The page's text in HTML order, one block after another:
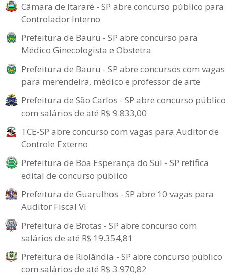
Câmara de Itararé - SP abre concurso público para
Controlador Interno
Prefeitura de Bauru - SP abre concurso para
Médico Ginecologista e Obstetra
Prefeitura de Bauru - SP abre concursos com vagas
para merendeira, médico e professor de arte
Prefeitura de São Carlos - SP abre concurso público
com salários de até R$ 9.833,00
TCE-SP abre concurso com vagas para Auditor de
Controle Externo
Prefeitura de Boa Esperança do Sul - SP retifica
edital de concurso público
Prefeitura de Guarulhos - SP abre 10 vagas para
Auditor Fiscal VI
Prefeitura de Brotas - SP abre concurso com
salários de até R$ 19.354,81
Prefeitura de Riolândia - SP abre concurso público
com salários de até R$ 3.970,82